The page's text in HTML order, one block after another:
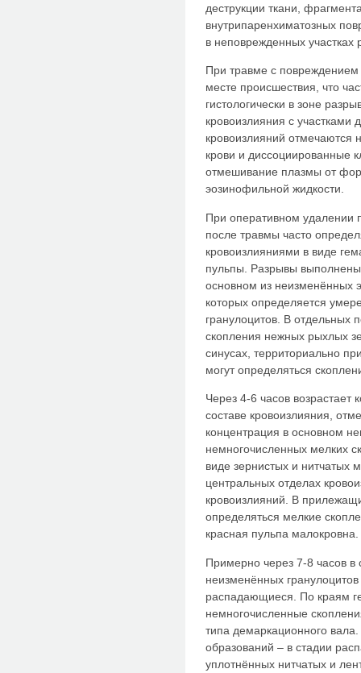
деструкции ткани,
внутрипаренхиматозных
в неповрежденных участках
При травме с
месте происшествия, что
гистологически в зоне
кровоизлияния с участками
кровоизлияний отмечаются
крови и диссоциированные
отмешивание плазмы от
эозинофильной жидкости.
При оперативном удалении
после травмы часто
кровоизлияниями в виде
пульпы. Разрывы
основном из неизменённых
которых определяется
гранулоцитов. В отдельных
скопления нежных рыхлых
синусах, территориально
могут определяться
Через 4-6 часов возрастает
составе кровоизлияния,
концентрация в основном
немногочисленных мелких
виде зернистых и нитчатых
центральных отделах
кровоизлияний. В
определяться мелкие
красная пульпа малокровна.
Примерно через 7-8 часов в
неизменённых
распадающиеся. По краям
немногочисленные
типа демаркационного
образований – в стадии
уплотнённых нитчатых и